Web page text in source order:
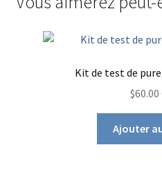
Kit de test de
$60.00
Ajouter